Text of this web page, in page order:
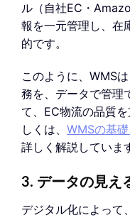
ル（自社EC・
報を一元管理し、在
的です。
このように、WMS
務を、データで管理
て、EC物流の品質
しくは、 WMSの基
詳しく解説していま
3. データの見え
デジタル化によって